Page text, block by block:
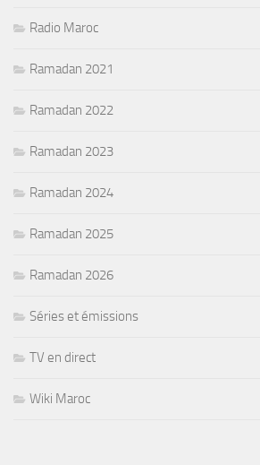
Radio Maroc
Ramadan 2021
Ramadan 2022
Ramadan 2023
Ramadan 2024
Ramadan 2025
Ramadan 2026
Séries et émissions
TV en direct
Wiki Maroc